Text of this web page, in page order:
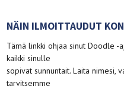
NÄIN ILMOITTAUDUT
Tämä linkki ohjaa sinut Doodle -
kaikki sinulle
sopivat sunnuntait. Laita nimesi,
tarvitsemme